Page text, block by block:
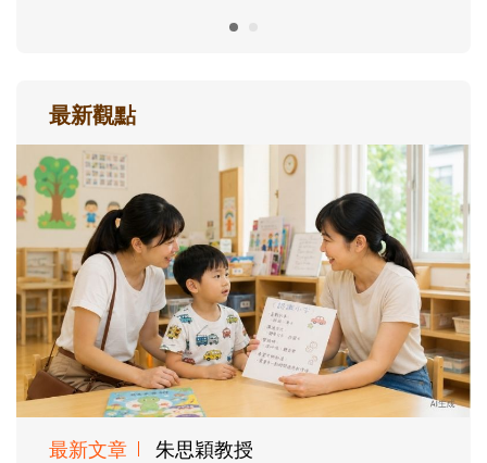
最新觀點
最新文章 朱思穎教授